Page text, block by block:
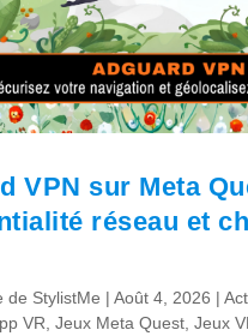
VPN sur Meta
réseau et
de StylistMe |Août 4, 2026 |
VR ,Jeux Meta Quest ,Jeux